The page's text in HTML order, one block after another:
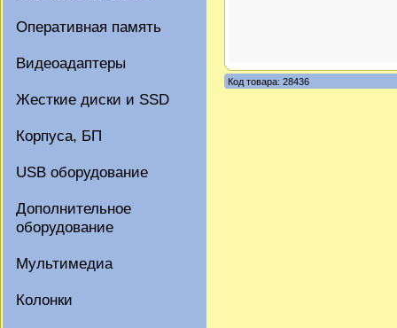
Оперативная память
Видеоадаптеры
Жесткие диски и SSD
Корпуса, БП
USB оборудование
Дополнительное
оборудование
Мультимедиа
Колонки
Код товара: 28436